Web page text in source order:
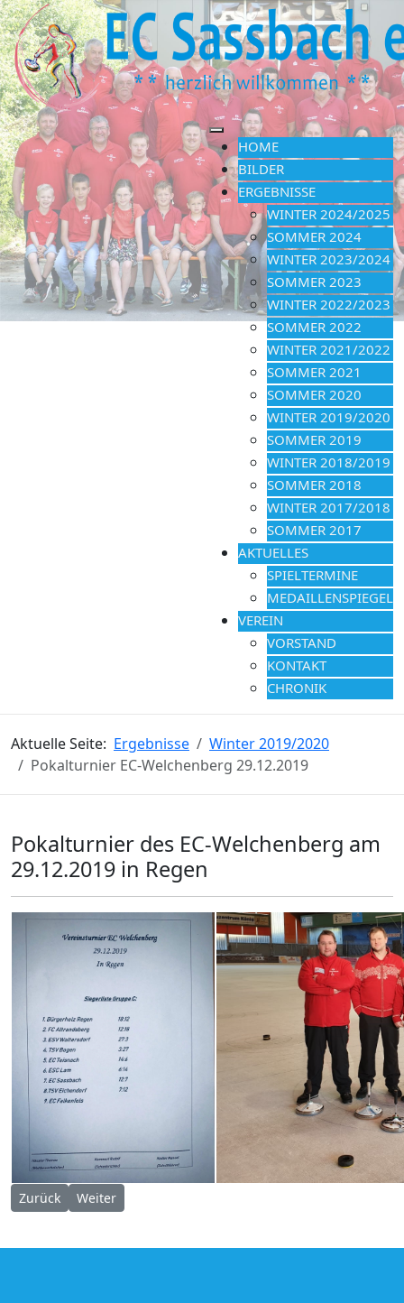
HOME
BILDER
ERGEBNISSE
WINTER 2024/2025
SOMMER 2024
WINTER 2023/2024
SOMMER 2023
WINTER 2022/2023
SOMMER 2022
WINTER 2021/2022
SOMMER 2021
SOMMER 2020
WINTER 2019/2020
SOMMER 2019
WINTER 2018/2019
SOMMER 2018
WINTER 2017/2018
SOMMER 2017
AKTUELLES
SPIELTERMINE
MEDAILLENSPIEGEL
VEREIN
VORSTAND
KONTAKT
CHRONIK
Aktuelle Seite: Ergebnisse
Winter 2019/2020
Pokalturnier EC-Welchenberg 29.12.2019
Pokalturnier des EC-Welchenberg am
29.12.2019 in Regen
Vorheriger Beitrag: Pokalturnier EC-Zuckenried 31.12.2019
Zurück Nächster Beitrag: Bayerische Ziel 29.12.2019
Weiter